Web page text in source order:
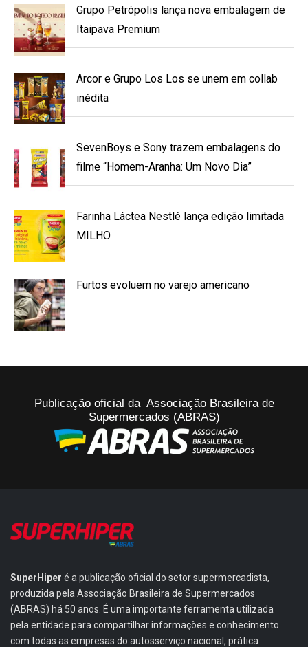
Grupo Petrópolis lança nova embalagem de
Itaipava Premium
Arcor e Grupo Los Los se unem em collab
inédita
SevenBoys e Sony trazem embalagens do
filme “Homem-Aranha: Um Novo Dia”
Farinha Láctea Nestlé lança edição limitada
MILHO
Furtos evoluem no varejo americano
Publicação oficial da Associação Brasileira de
Supermercados (ABRAS)
SuperHiper é a publicação oficial do setor supermercadista,
produzida pela Associação Brasileira de Supermercados
(ABRAS) há 50 anos. É uma importante ferramenta utilizada
pela entidade para compartilhar informações e conhecimento
com todas as empresas do autosserviço nacional, prática